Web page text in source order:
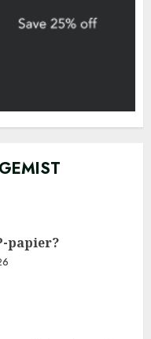
papier?